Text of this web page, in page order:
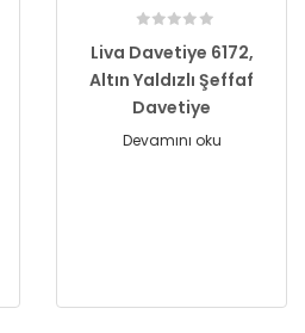
Liva Davetiye 6172,
Altın Yaldızlı Şeffaf
Davetiye
Devamını oku